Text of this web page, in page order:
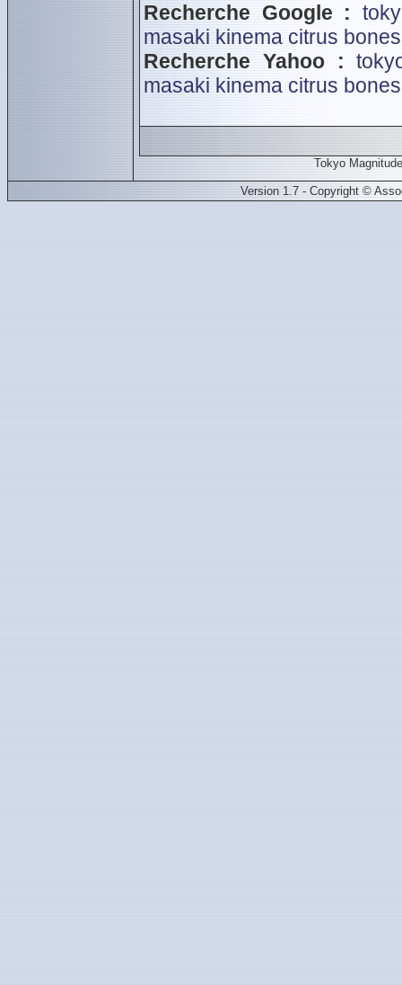
Recherche Google :
masaki kinema citrus bones
Recherche Yahoo :
masaki kinema citrus bones
Tokyo
Version 1.7 - Copyright ©